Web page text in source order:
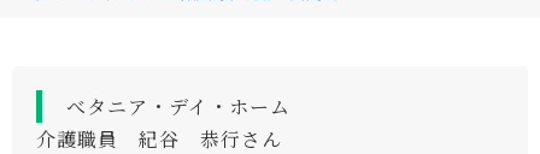
べタニア・デイ・ホーム
介護職員 紀谷 恭行さん